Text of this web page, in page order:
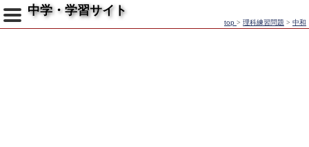
中学・学習サイト
top > 理科練習問題 > 中和